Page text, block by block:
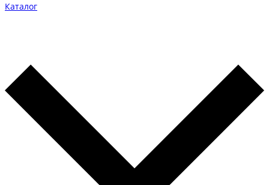
Каталог